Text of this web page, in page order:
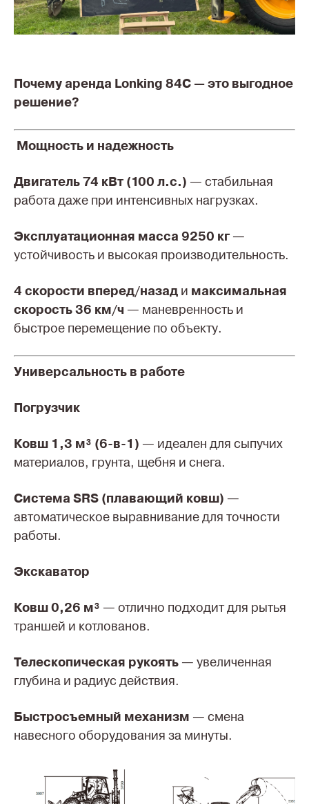
Почему аренда Lonking 84C — это выгодное
решение?
Мощность и надежность
Двигатель 74 кВт (100 л.с.) — стабильная
работа даже при интенсивных нагрузках.
Эксплуатационная масса 9250 кг —
устойчивость и высокая производительность.
4 скорости вперед/назад и максимальная
скорость 36 км/ч — маневренность и
быстрое перемещение по объекту.
Универсальность в работе
Погрузчик
Ковш 1,3 м³ (6-в-1) — идеален для сыпучих
материалов, грунта, щебня и снега.
Система SRS (плавающий ковш) —
автоматическое выравнивание для точности
работы.
Экскаватор
Ковш 0,26 м³ — отлично подходит для рытья
траншей и котлованов.
Телескопическая рукоять — увеличенная
глубина и радиус действия.
Быстросъемный механизм — смена
навесного оборудования за минуты.